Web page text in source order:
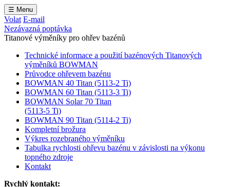
☰ Menu
Volat E-mail
Nezávazná poptávka
Titanové výměníky pro ohřev bazénů
Technické informace a použití bazénových Titanových
výměníků BOWMAN
Průvodce ohřevem bazénu
BOWMAN 40 Titan (5113-2 Ti)
BOWMAN 60 Titan (5113-3 Ti)
BOWMAN Solar 70 Titan
(5113-5 Ti)
BOWMAN 90 Titan (5114-2 Ti)
Kompletní brožura
Výkres rozebraného výměníku
Tabulka rychlosti ohřevu bazénu v závislosti na výkonu
topného zdroje
Kontakt
Rychlý kontakt: